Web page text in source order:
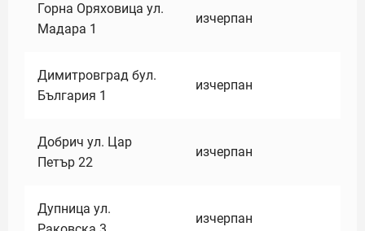
Горна Оряховица ул.
Мадара 1
изчерпан
Димитровград бул.
България 1
изчерпан
Добрич ул. Цар
Петър 22
изчерпан
Дупница ул.
изчерпан